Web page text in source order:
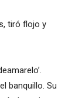
tiró flojo y
banquillo. Su